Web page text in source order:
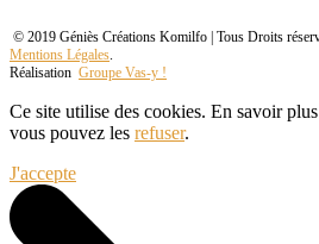
© 2019 Géniès Créations Komilfo | Tous Droits
Mentions Légales.
Réalisation Groupe Vas-y !
Ce site utilise des cookies. En savoir
vous pouvez les refuser.
J'accepte